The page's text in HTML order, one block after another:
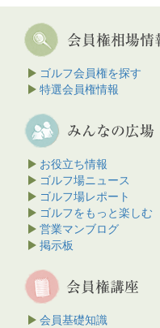
ゴルフ会員権を探す
特選会員権情報
お役立ち情報
ゴルフ場ニュース
ゴルフ場レポート
ゴルフをもっと楽しむ
営業マンブログ
掲示板
会員基礎知識